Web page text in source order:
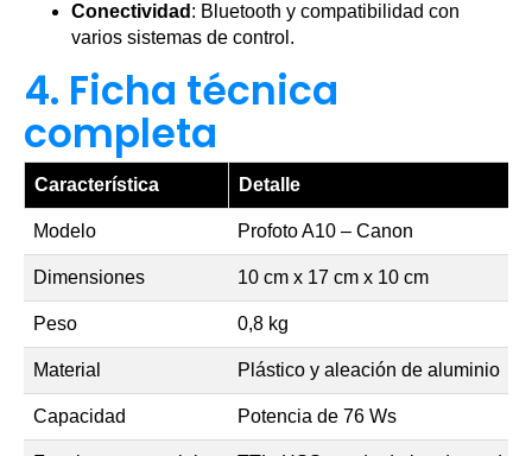
Conectividad : Bluetooth y compatibilidad con
varios sistemas de control.
4. Ficha técnica
completa
Característica Detalle
Modelo Profoto A10 – Canon
Dimensiones 10 cm x 17 cm x 10 cm
Peso 0,8 kg
Material Plástico y aleación de aluminio
Capacidad Potencia de 76 Ws